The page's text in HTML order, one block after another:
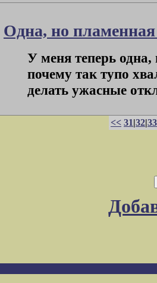
Одна, но пламенная
У меня теперь одна,
почему так тупо
делать ужасные
<< 31|32|33